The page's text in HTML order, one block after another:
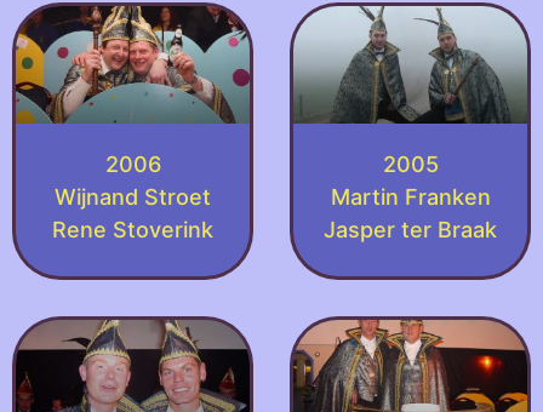
2006
Wijnand Stroet
Rene Stoverink
2005
Martin Franken
Jasper ter Braak